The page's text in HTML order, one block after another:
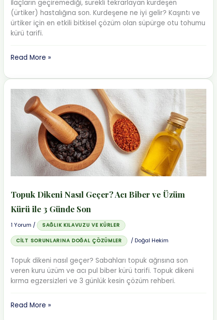
İlaçların geçiremediği, sürekli tekrarlayan kurdeşen
(ürtiker) hastalığına son. Kurdeşene ne iyi gelir? Kaşıntı ve
ürtiker için en etkili bitkisel çözüm olan süpürge otu tohumu
kürü tarifi.
Kurdeşene
İyi
Gelir?
Süpürge
Tohumu
ile
Kesin
Çözüm
Read More »
Topuk Dikeni Nasıl Geçer? Acı Biber ve Üzüm
Kürü ile 3 Günde Son
1 Yorum / SAĞLIK KILAVUZU VE KÜRLER
CILT SORUNLARINA DOĞAL ÇÖZÜMLER /Doğal Hekim
Topuk dikeni nasıl geçer? Sabahları topuk ağrısına son
veren kuru üzüm ve acı pul biber kürü tarifi. Topuk dikeni
kırma egzersizleri ve 3 günlük kesin çözüm rehberi.
Topuk
Read More »